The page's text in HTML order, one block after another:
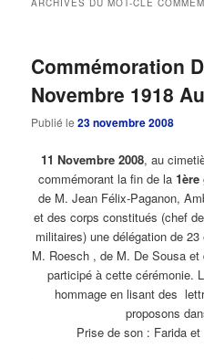
ARCHIVES DU MOT-CLÉ
Commémoration
Novembre 1918
Publié le23 novembre 2008
11 Novembre 2008, au
commémorant la fin de la
de M. Jean Félix-Paganon,
et des corps constitués (chef
militaires) une délégation de
M. Roesch , de M. De Sousa
participé à cette cérémonie.
hommage en lisant des
proposons
Prise de son : Farida